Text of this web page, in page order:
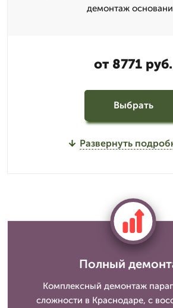
демонтаж
от 8771 руб.
Выбрать
Развернуть
Полный
Комплексный демонтаж
сложности в Краснодаре, с